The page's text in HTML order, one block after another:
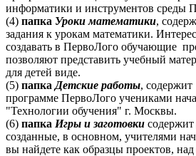
информатики и инструментов среды
(4) папка Уроки математики,
задания к урокам математики.
создавать в ПервоЛого обучающие
позволяют представить учебный
для детей виде.
(5) папкаДетские работы,
программе ПервоЛого учениками
"Технологии обучения" г. Москвы.
(6) папка Игры и заготовки
созданные, в основном, учителями
вы найдете как образцы проектов,